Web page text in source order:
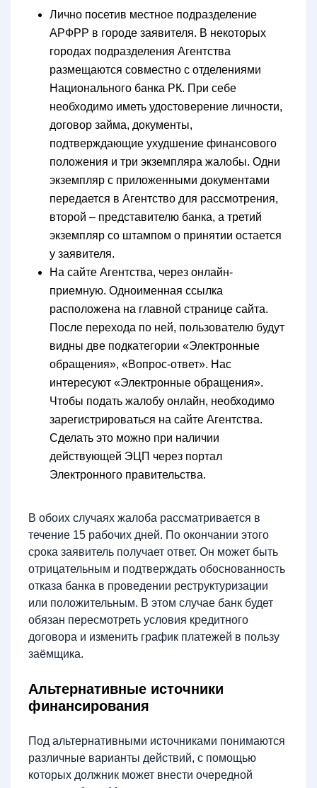
Лично посетив местное подразделение
АРФРР в городе заявителя. В некоторых
городах подразделения Агентства
размещаются совместно с отделениями
Национального банка РК. При себе
необходимо иметь удостоверение личности,
договор займа, документы,
подтверждающие ухудшение финансового
положения и три экземпляра жалобы. Одни
экземпляр с приложенными документами
передается в Агентство для рассмотрения,
второй – представителю банка, а третий
экземпляр со штампом о принятии остается
у заявителя.
На сайте Агентства, через онлайн-
приемную. Одноименная ссылка
расположена на главной странице сайта.
После перехода по ней, пользователю будут
видны две подкатегории «Электронные
обращения», «Вопрос-ответ». Нас
интересуют «Электронные обращения».
Чтобы подать жалобу онлайн, необходимо
зарегистрироваться на сайте Агентства.
Сделать это можно при наличии
действующей ЭЦП через портал
Электронного правительства.
В обоих случаях жалоба рассматривается в
течение 15 рабочих дней. По окончании этого
срока заявитель получает ответ. Он может быть
отрицательным и подтверждать обоснованность
отказа банка в проведении реструктуризации
или положительным. В этом случае банк будет
обязан пересмотреть условия кредитного
договора и изменить график платежей в пользу
заёмщика.
Альтернативные источники
финансирования
Под альтернативными источниками понимаются
различные варианты действий, с помощью
которых должник может внести очередной